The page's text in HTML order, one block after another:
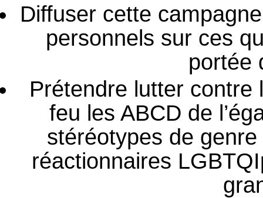
Diffuser cette
personnels sur ces
portée
Prétendre lutter contre
feu les ABCD de
stéréotypes de
réactionnaires